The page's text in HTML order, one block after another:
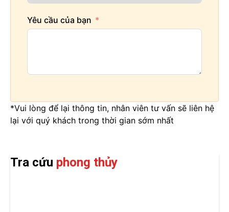
Yêu cầu của bạn
*Vui lòng để lại thông tin, nhân viên tư vấn sẽ liên hệ
lại với quý khách trong thời gian sớm nhất
Tra cứu phong thủy